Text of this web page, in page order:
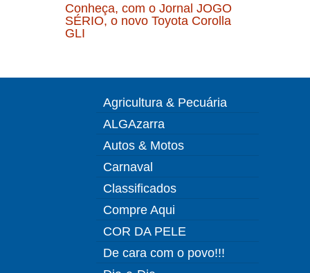
Conheça, com o Jornal JOGO
SÉRIO, o novo Toyota Corolla
GLI
Agricultura & Pecuária
ALGAzarra
Autos & Motos
Carnaval
Classificados
Compre Aqui
COR DA PELE
De cara com o povo!!!